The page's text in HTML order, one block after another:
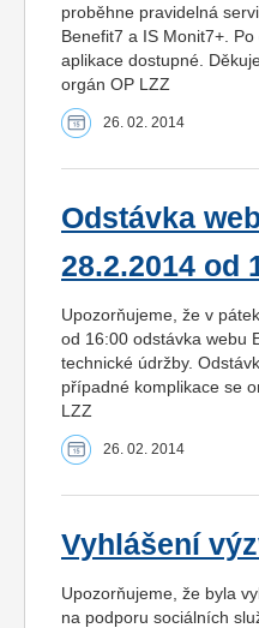
proběhne pravidelná
Benefit7 a IS Monit7+.
aplikace dostupné.
orgán OP LZZ
26. 02. 2014
Odstávka
28.2.2014 od
Upozorňujeme, že v
od 16:00 odstávka webu
technické údržby.
případné komplikace se
LZZ
26. 02. 2014
Vyhlášení
Upozorňujeme, že byla
na podporu sociálních